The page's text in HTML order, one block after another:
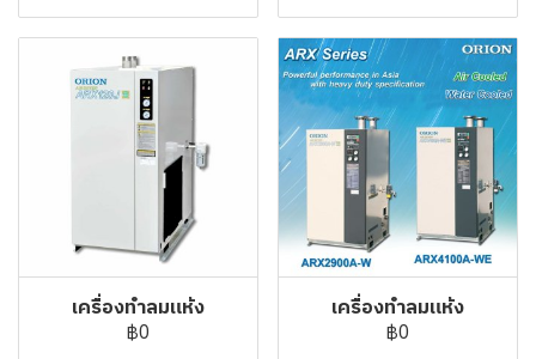
เครื่องทำลมแห้ง
฿0
เครื่องทำลมแห้ง
฿0